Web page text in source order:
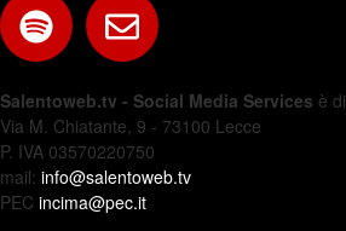
Salentoweb.tv - Social Media Services è di
Via M. Chiatante, 9 - 73100 Lecce
P. IVA 03570220750
mail: info@salentoweb.tv
PEC incima@pec.it